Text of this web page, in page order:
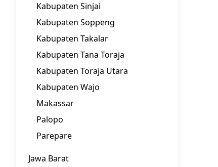
Kabupaten Sinjai
Kabupaten Soppeng
Kabupaten Takalar
Kabupaten Tana Toraja
Kabupaten Toraja Utara
Kabupaten Wajo
Makassar
Palopo
Parepare
Jawa Barat